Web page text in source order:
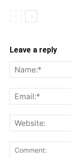
Leave a reply